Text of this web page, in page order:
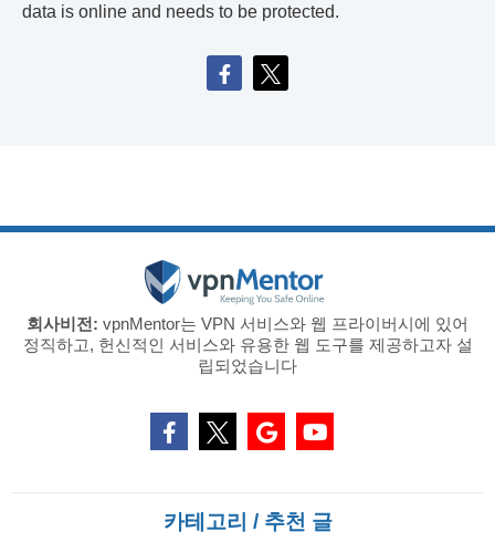
data is online and needs to be protected.
회사비전: vpnMentor는 VPN 서비스와 웹 프라이버시에 있어
정직하고, 헌신적인 서비스와 유용한 웹 도구를 제공하고자 설
립되었습니다
카테고리 / 추천 글